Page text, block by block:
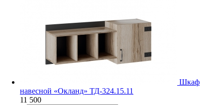
Шкаф
навесной «Окланд» ТД-324.15.11
11 500